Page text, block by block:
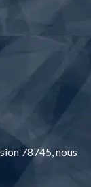
78745, nous